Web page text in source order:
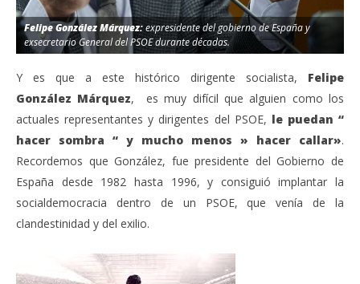
Felipe González Márquez:expresidente del gobierno de España y
exsecretario General del PSOE durante décadas.
Y es que a este histórico dirigente socialista, Felipe
González Márquez, es muy difícil que alguien como los
actuales representantes y dirigentes del PSOE, le puedan “
hacer sombra “ y mucho menos » hacer callar».
Recordemos que González, fue presidente del Gobierno de
España desde 1982 hasta 1996, y consiguió implantar la
socialdemocracia dentro de un PSOE, que venía de la
clandestinidad y del exilio.